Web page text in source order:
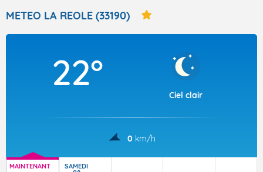
Articles
METEO LA REOLE (33190)
22°
Ciel clair
0 km/h
MAINTENANT SAMEDI